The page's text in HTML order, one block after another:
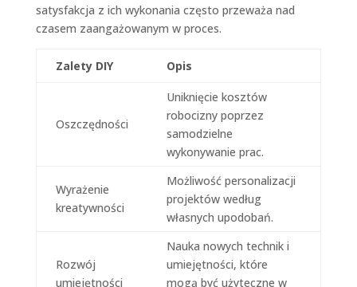
satysfakcja z ich wykonania często przeważa nad
czasem zaangażowanym w proces.
Zalety DIY Opis
Oszczędności
Uniknięcie kosztów
robocizny poprzez
samodzielne
wykonywanie prac.
Wyrażenie
kreatywności
Możliwość personalizacji
projektów według
własnych upodobań.
Rozwój
umiejętności
Nauka nowych technik i
umiejętności, które
mogą być użyteczne w